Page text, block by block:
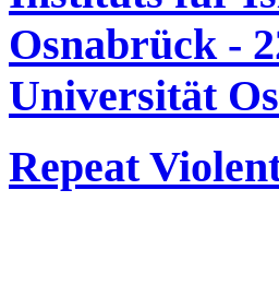
Osnabrück -
Universität
Repeat